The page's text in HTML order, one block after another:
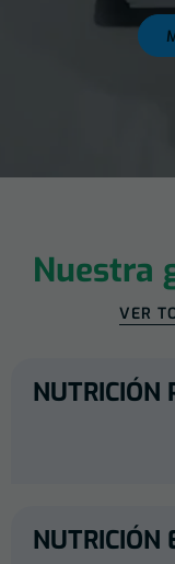
Nuestra
VER
NUTRICIÓN
NUTRICIÓN